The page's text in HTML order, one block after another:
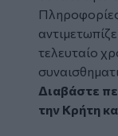
τελευταίο
Διαβάστε
την Κρήτη